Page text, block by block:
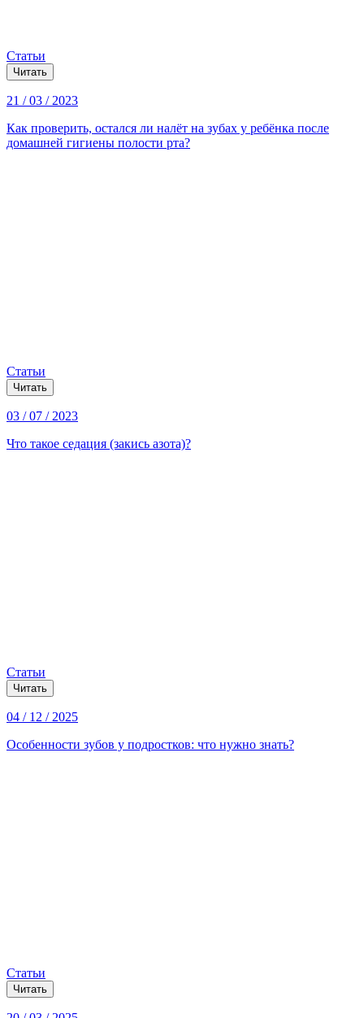
Статьи
Читать
21 / 03 / 2023
Как проверить, остался ли налёт на зубах у ребёнка после
домашней гигиены полости рта?
Статьи
Читать
03 / 07 / 2023
Что такое седация (закись азота)?
Статьи
Читать
04 / 12 / 2025
Особенности зубов у подростков: что нужно знать?
Статьи
Читать